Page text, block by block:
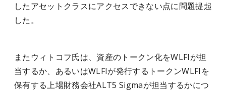
したアセットクラスにアクセスできない点に問題提起
した。
またウィトコフ氏は、資産のトークン化をWLFIが担
当するか、あるいはWLFIが発行するトークンWLFIを
保有する上場財務会社ALT5 Sigmaが担当するかにつ